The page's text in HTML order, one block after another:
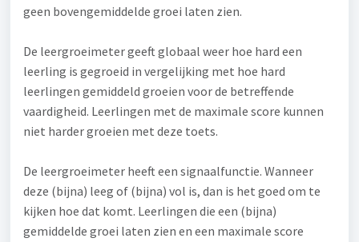
geen bovengemiddelde groei laten zien.
De leergroeimeter geeft globaal weer hoe hard een
leerling is gegroeid in vergelijking met hoe hard
leerlingen gemiddeld groeien voor de betreffende
vaardigheid. Leerlingen met de maximale score kunnen
niet harder groeien met deze toets.
De leergroeimeter heeft een signaalfunctie. Wanneer
deze (bijna) leeg of (bijna) vol is, dan is het goed om te
kijken hoe dat komt. Leerlingen die een (bijna)
gemiddelde groei laten zien en een maximale score